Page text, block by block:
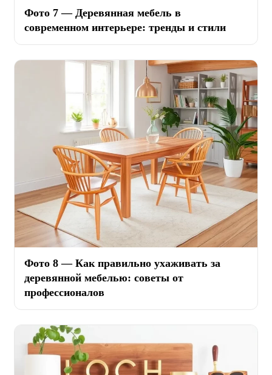
Фото 7 — Деревянная мебель в
современном интерьере: тренды и стили
Фото 8 — Как правильно ухаживать за
деревянной мебелью: советы от
профессионалов